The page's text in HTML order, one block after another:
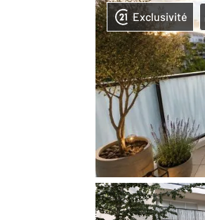
Exclusivité